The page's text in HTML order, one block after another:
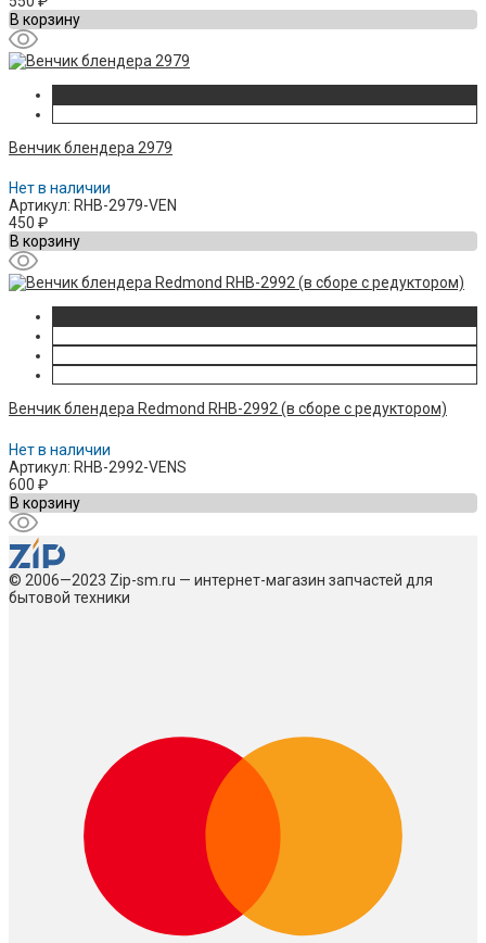
В корзину
Венчик блендера 2979
Нет в наличии
Артикул: RHB-2979-VEN
450 ₽
В корзину
Венчик блендера Redmond RHB-2992 (в сборе с редуктором)
Нет в наличии
Артикул: RHB-2992-VENS
600 ₽
В корзину
© 2006—2023 Zip-sm.ru — интернет-магазин запчастей для
бытовой техники